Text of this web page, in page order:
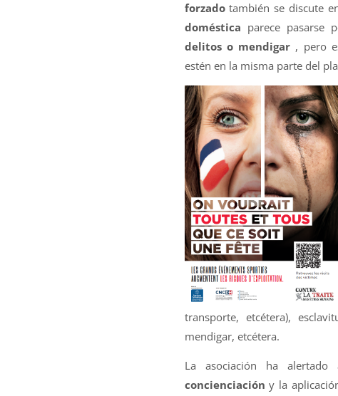
forzadotambién se discute
doméstica parece pasarse
delitos o mendigar , pero
estén en la misma parte del
transporte, etcétera),
mendigar, etcétera.
La asociación ha
concienciación y la